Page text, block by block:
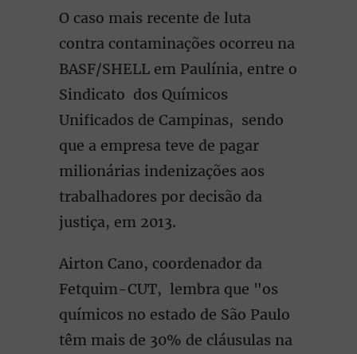
O caso mais recente de luta
contra contaminações ocorreu na
BASF/SHELL em Paulínia, entre o
Sindicato dos Químicos
Unificados de Campinas, sendo
que a empresa teve de pagar
milionárias indenizações aos
trabalhadores por decisão da
justiça, em 2013.
Airton Cano, coordenador da
Fetquim-CUT, lembra que "os
químicos no estado de São Paulo
têm mais de 30% de cláusulas na